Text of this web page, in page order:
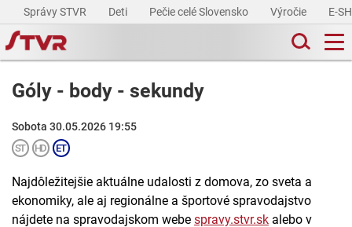
Správy STVR Deti Pečie celé Slovensko Výročie E-
Góly - body - sekundy
Sobota 30.05.2026 19:55
Najdôležitejšie aktuálne udalosti z domova, zo sveta a
ekonomiky, ale aj regionálne a športové spravodajstvo
nájdete na spravodajskom webe spravy.stvr.sk alebo v